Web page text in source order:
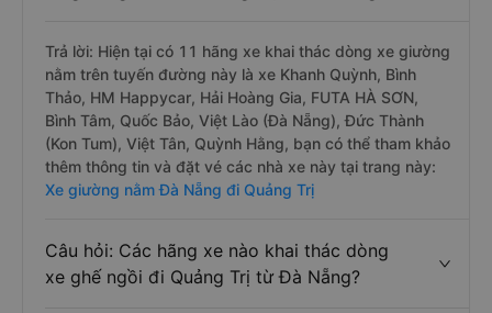
Trả lời: Hiện tại có 11 hãng xe khai thác dòng xe giường
nằm trên tuyến đường này là xe Khanh Quỳnh, Bình
Thảo, HM Happycar, Hải Hoàng Gia, FUTA HÀ SƠN,
Bình Tâm, Quốc Bảo, Việt Lào (Đà Nẵng), Đức Thành
(Kon Tum), Việt Tân, Quỳnh Hằng, bạn có thể tham khảo
thêm thông tin và đặt vé các nhà xe này tại trang này:
Xe giường nằm Đà Nẵng đi Quảng Trị
Câu hỏi: Các hãng xe nào khai thác dòng
xe ghế ngồi đi Quảng Trị từ Đà Nẵng?